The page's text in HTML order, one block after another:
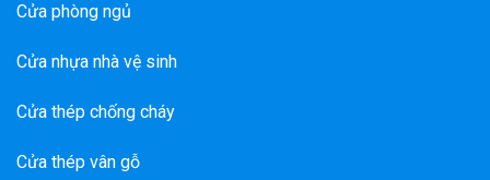
Cửa phòng ngủ
Cửa nhựa nhà vệ sinh
Cửa thép chống cháy
Cửa thép vân gỗ